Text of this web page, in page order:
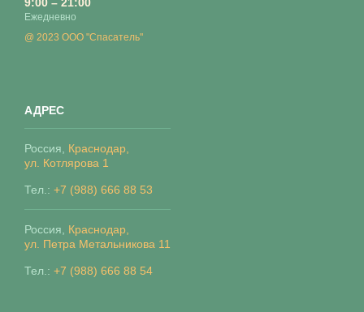
Ежедневно
@ 2023 ООО "Спасатель"
АДРЕС
Россия,
Краснодар,
ул. Котлярова 1
Тел.: +7 (988) 666 88 53
Россия,
Краснодар,
ул. Петра Метальникова 11
Тел.: +7 (988) 666 88 54